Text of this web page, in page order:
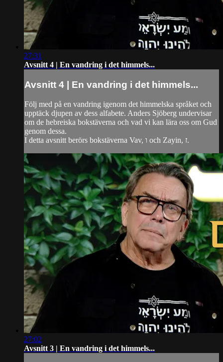
27:31
Avsnitt 4 | En vandring i det himmels...
Avsnitt 4 | En vandring i det himmels...
Följ med på en vandring igenom det himmelska språket och
upptäck djupen av dess alfabete. Anders Sjöberg undervisar
om de hebreiska bokstäverna och vad vi kan lära oss om Gud
genom dessa.
I detta avsnitt berörs bokstäverna Vav, ו och Zayin, ז.
27:02
Avsnitt 3 | En vandring i det himmels...